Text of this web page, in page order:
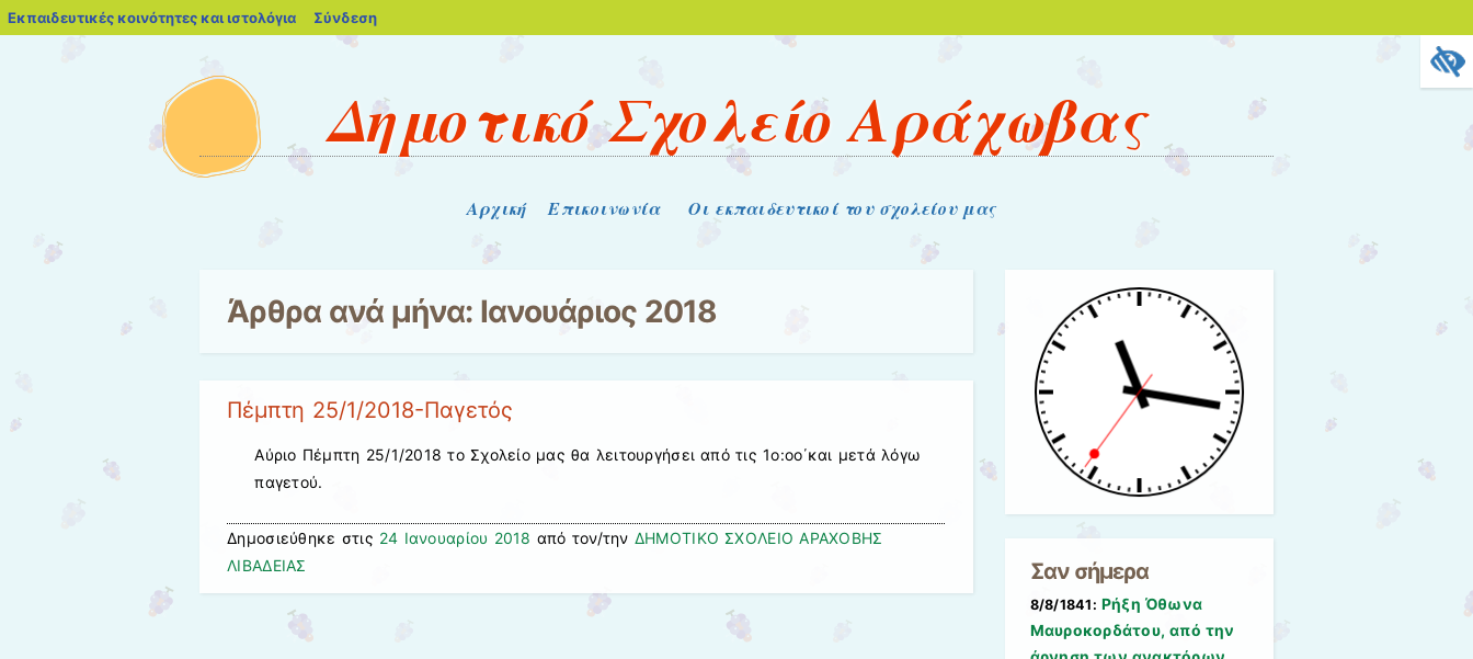
Εκπαιδευτικές κοινότητες και ιστολόγια blogs.sch.gr
Σύνδεση
Δημοτικό Σχολείο Αράχωβας
Αρχική Επικοινωνία Οι εκπαιδευτικοί του σχολείου μας
Άρθρα ανά μήνα: Ιανουάριος 2018
Πέμπτη 25/1/2018-Παγετός
Αύριο Πέμπτη 25/1/2018 το Σχολείο μας θα λειτουργήσει από τις 1ο:οο΄και μετά λόγω
παγετού.
Δημοσιεύθηκε στις 24 Ιανουαρίου 2018 από τον/την ΔΗΜΟΤΙΚΟ ΣΧΟΛΕΙΟ ΑΡΑΧΟΒΗΣ
ΛΙΒΑΔΕΙΑΣ
Σαν σήμερα
8/8/1841: Ρήξη Όθωνα 
Μαυροκορδάτου, από την